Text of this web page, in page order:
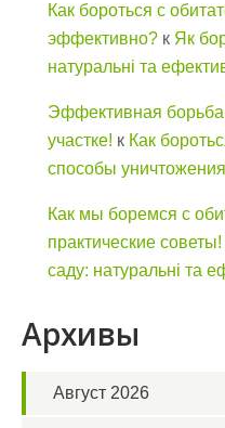
Как бороться с
эффективно? к Як
натуральні та
Эффективная
участке! к Как
способы уничтожения
Как мы боремся с
практические советы!
саду: натуральні та
Архивы
Август 2026